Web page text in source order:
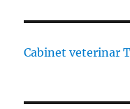
Cabinet veterinar